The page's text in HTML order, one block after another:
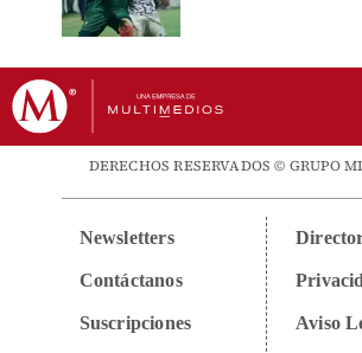
DERECHOS RESERVADOS © GRUPO
Newsletters
Contáctanos
Suscripciones Aviso